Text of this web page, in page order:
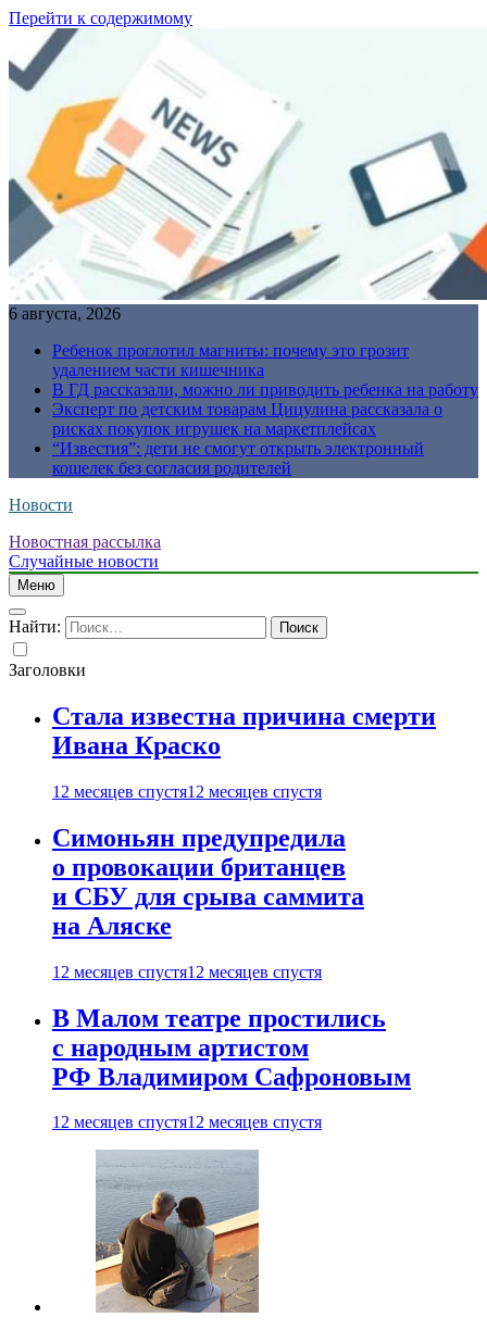
Перейти к содержимому
6 августа, 2026
Ребенок проглотил магниты: почему это грозит
удалением части кишечника
В ГД рассказали, можно ли приводить ребенка на работу
Эксперт по детским товарам Цицулина рассказала о
рисках покупок игрушек на маркетплейсах
“Известия”: дети не смогут открыть электронный
кошелек без согласия родителей
Новости
Новостная рассылка
Случайные новости
Меню
Найти:
Заголовки
Стала известна причина смерти
Ивана Краско
12 месяцев спустя12 месяцев спустя
Симоньян предупредила
о провокации британцев
и СБУ для срыва саммита
на Аляске
12 месяцев спустя12 месяцев спустя
В Малом театре простились
с народным артистом
РФ Владимиром Сафроновым
12 месяцев спустя12 месяцев спустя